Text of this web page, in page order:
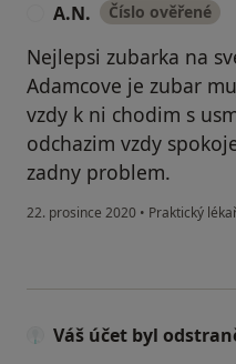
A.N. Číslo ověřené
Nejlepsi zubarka na
Adamcove je zubar
vzdy k ni chodim s
odchazim vzdy
zadny problem.
22. prosince 2020 • Praktický
Váš účet byl